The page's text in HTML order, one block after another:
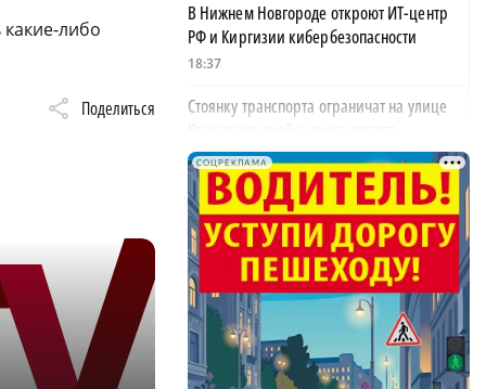
либо
Поделиться
В Нижнем Новгороде откроют ИТ-центр
РФ и Киргизии кибербезопасности
18:37
Стоянку транспорта ограничат на улице
Красносельской с конца августа
18:37
Волонтеры обнаружили заброшенный
дом, в котором живет около 20 собак и
щенков
18:02
В Нижегородской области наградили
более 40 организаций к Дню строителя
17:57
СОЦРЕКЛАМА